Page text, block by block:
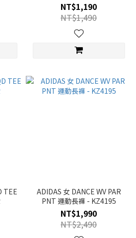
NT$1,190
NT$1,490
TEE
ADIDAS 女 DANCE WV PAR
PNT 運動長褲 - KZ4195
NT$1,990
NT$2,490